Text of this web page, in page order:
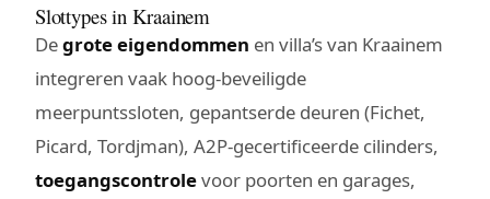
Slottypes in Kraainem
Degrote eigendommen en villa’s van Kraainem
integreren vaak hoog-beveiligde
meerpuntssloten, gepantserde deuren (Fichet,
Picard, Tordjman), A2P-gecertificeerde cilinders,
toegangscontrolevoor poorten en garages,